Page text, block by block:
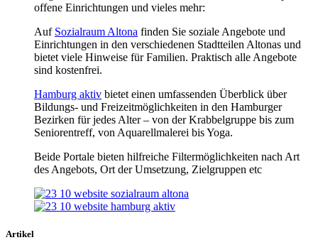
offene Einrichtungen und vieles mehr:
Auf Sozialraum Altona finden Sie soziale Angebote und
Einrichtungen in den verschiedenen Stadtteilen Altonas und
bietet viele Hinweise für Familien. Praktisch alle Angebote
sind kostenfrei.
Hamburg aktiv bietet einen umfassenden Überblick über
Bildungs- und Freizeitmöglichkeiten in den Hamburger
Bezirken für jedes Alter – von der Krabbelgruppe bis zum
Seniorentreff, von Aquarellmalerei bis Yoga.
Beide Portale bieten hilfreiche Filtermöglichkeiten nach Art
des Angebots, Ort der Umsetzung, Zielgruppen etc
Artikel